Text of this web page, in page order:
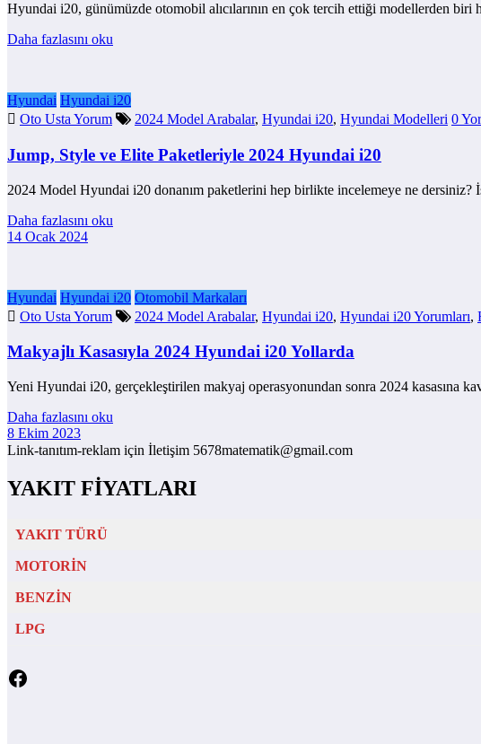
Hyundai i20, günümüzde otomobil alıcılarının en çok tercih ettiği modellerden
Daha fazlasını oku
Hyundai Hyundai i20
Oto Usta Yorum
2024 Model Arabalar, Hyundai i20, Hyundai Modelleri 0
Jump, Style ve Elite Paketleriyle 2024 Hyundai i20
2024 Model Hyundai i20 donanım paketlerini hep birlikte incelemeye ne
Daha fazlasını oku
14 Ocak 2024
Hyundai Hyundai i20 Otomobil Markaları
Oto Usta Yorum
2024 Model Arabalar, Hyundai i20, Hyundai i20 Yorumları,
Makyajlı Kasasıyla 2024 Hyundai i20 Yollarda
Yeni Hyundai i20, gerçekleştirilen makyaj operasyonundan sonra 2024 kasasına
Daha fazlasını oku
8 Ekim 2023
Link-tanıtım-reklam için İletişim 5678matematik@gmail.com
YAKIT FİYATLARI
YAKIT TÜRÜ
MOTORİN
BENZİN
LPG
Facebook